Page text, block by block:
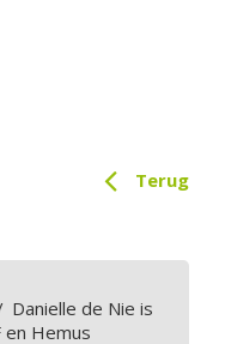
Terug
Danielle de Nie is
en Hemus